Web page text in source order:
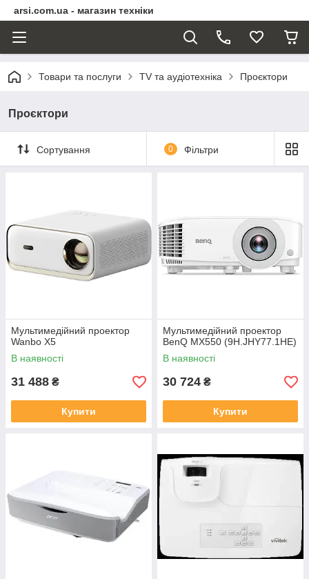
arsi.com.ua - магазин техніки
Товари та послуги TV та аудіотехніка Проєктори
Проєктори
Сортування 0 Фільтри
Мультимедійний проектор
Wanbo X5
В наявності
31 488 ₴
Купити
Мультимедійний проектор
BenQ MX550 (9H.JHY77.1HE)
В наявності
30 724 ₴
Купити